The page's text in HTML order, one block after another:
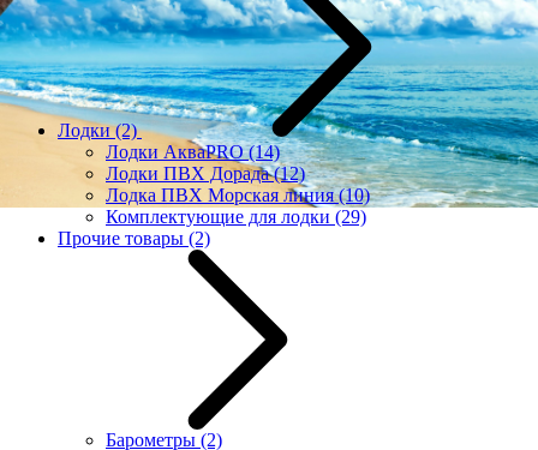
Лодки(2)
Лодки АкваPRO(14)
Лодки ПВХ Дорада(12)
Лодка ПВХ Морская линия(10)
Комплектующие для лодки (29)
Прочие товары (2)
Барометры (2)